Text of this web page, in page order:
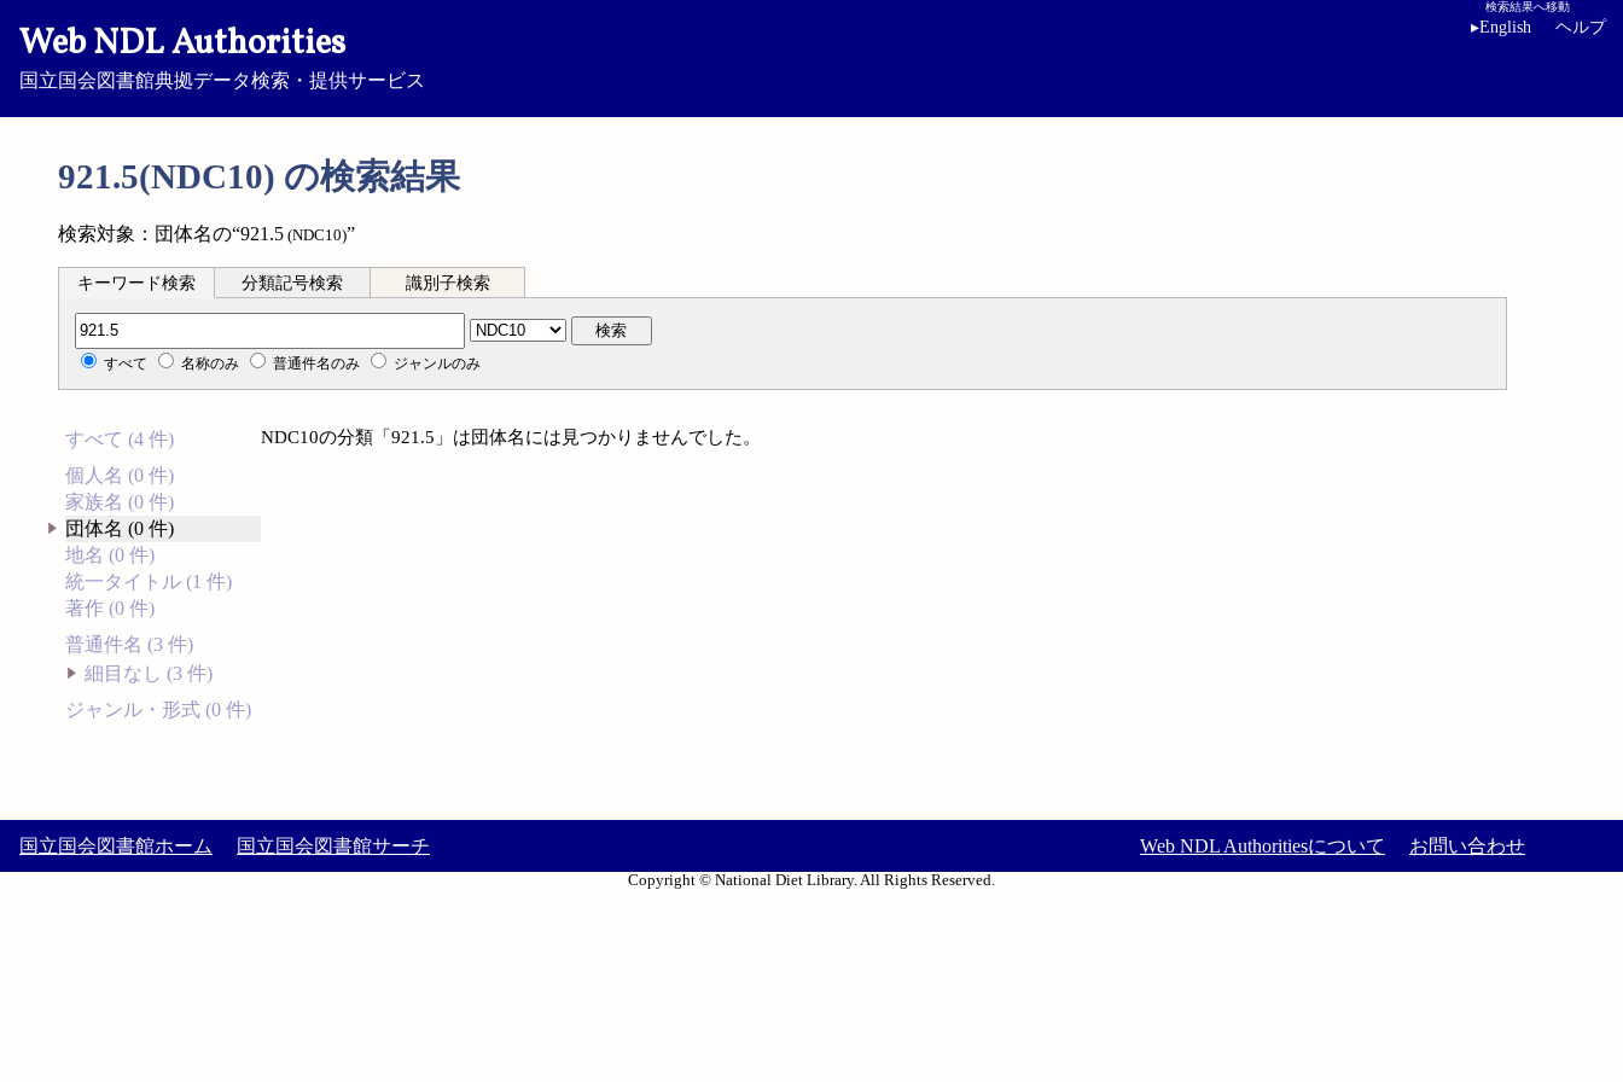
Web NDL Authorities
国立国会図書館典拠データ検索・提供サービス
検索結果へ移動
▸English ヘルプ
921.5(NDC10) の検索結果
検索対象：団体名の“921.5 (NDC10)”
キーワード検索 分類記号検索 識別子検索
分類記号検索 検索
すべて 名称のみ 普通件名のみ ジャンルのみ
すべて (4 件)
個人名 (0 件)
家族名 (0 件)
団体名 (0 件)
地名 (0 件)
統一タイトル (1 件)
著作 (0 件)
普通件名 (3 件)
細目なし (3 件)
ジャンル・形式 (0 件)
NDC10の分類「921.5」は団体名には見つかりませんでした。
国立国会図書館ホーム 国立国会図書館サーチ Web NDL Authoritiesについて お問い合わせ
Copyright © National Diet Library. All Rights Reserved.